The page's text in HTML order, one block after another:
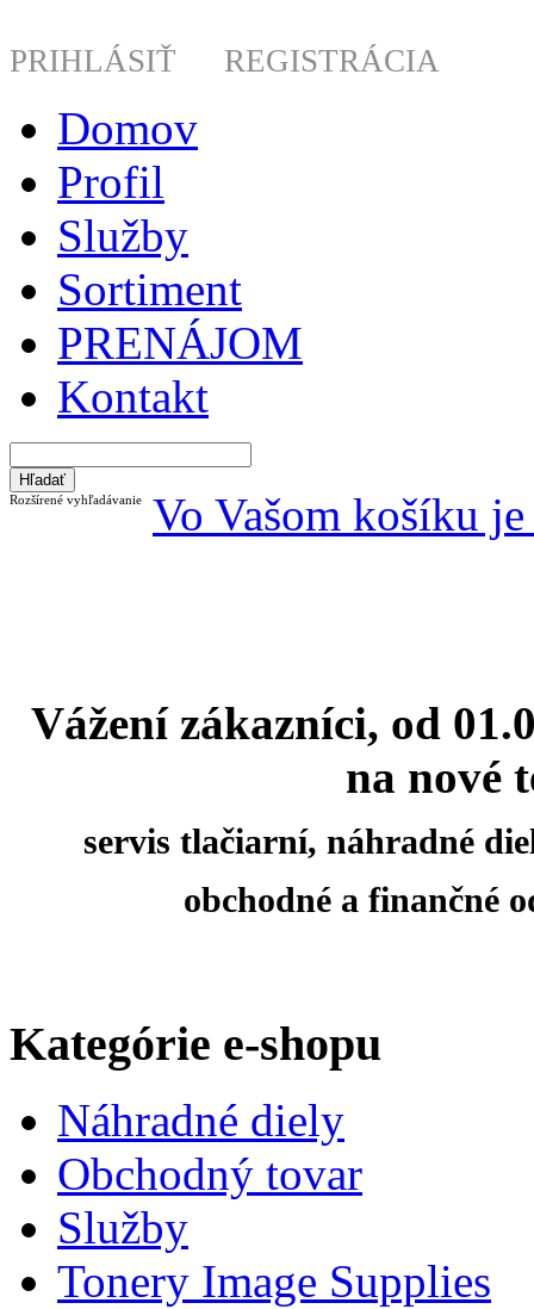
PRIHLÁSIŤ REGISTRÁCIA
Domov
Profil
Služby
Sortiment
PRENÁJOM
Kontakt
Rozšírené vyhľadávanie Vo Vašom košíku
Vážení zákazníci, od
na nové
servis tlačiarní, náhradné
obchodné a finančné
Kategórie e-shopu
Náhradné diely
Obchodný tovar
Služby
Tonery Image Supplies